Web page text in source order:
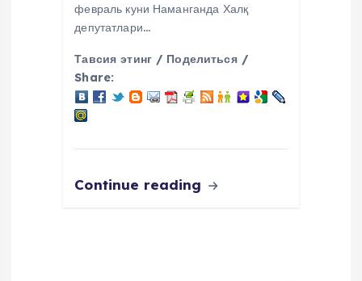
февраль куни Наманганда Халқ
депутатлари…
Тавсия этинг / Поделиться /
Share:
Continue reading